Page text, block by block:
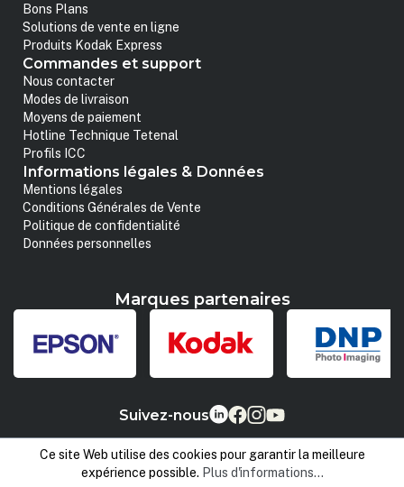
Bons Plans
Solutions de vente en ligne
Produits Kodak Express
Commandes et support
Nous contacter
Modes de livraison
Moyens de paiement
Hotline Technique Tetenal
Profils ICC
Informations légales & Données
Mentions légales
Conditions Générales de Vente
Politique de confidentialité
Données personnelles
Marques partenaires
Suivez-nous
Ce site Web utilise des cookies pour garantir la meilleure
expérience possible. Plus d'informations...